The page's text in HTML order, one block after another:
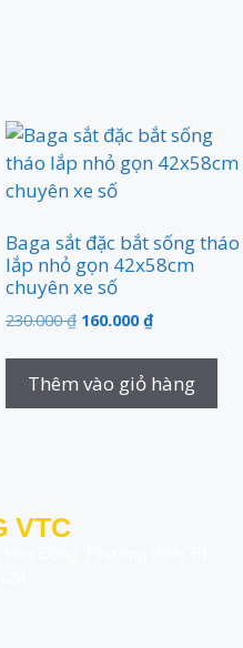
Baga sắt đặc bắt sống tháo
lắp nhỏ gọn 42x58cm
chuyên xe số
230.000₫ 160.000₫
Thêm vào giỏ hàng
VTC